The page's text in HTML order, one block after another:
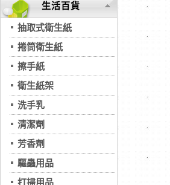
生活百貨
抽取式衛生紙
捲筒衛生紙
擦手紙
衛生紙架
洗手乳
清潔劑
芳香劑
驅蟲用品
打掃用品